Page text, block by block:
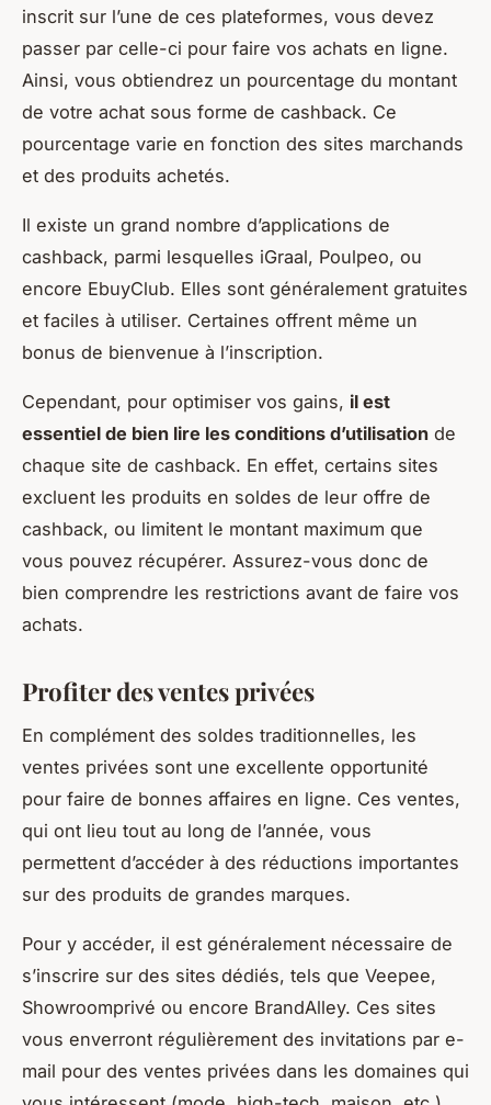
inscrit sur l’une de ces plateformes, vous devez
passer par celle-ci pour faire vos achats en ligne.
Ainsi, vous obtiendrez un pourcentage du montant
de votre achat sous forme de cashback. Ce
pourcentage varie en fonction des sites marchands
et des produits achetés.
Il existe un grand nombre d’applications de
cashback, parmi lesquelles iGraal, Poulpeo, ou
encore EbuyClub. Elles sont généralement gratuites
et faciles à utiliser. Certaines offrent même un
bonus de bienvenue à l’inscription.
Cependant, pour optimiser vos gains, il est
essentiel de bien lire les conditions d’utilisation de
chaque site de cashback. En effet, certains sites
excluent les produits en soldes de leur offre de
cashback, ou limitent le montant maximum que
vous pouvez récupérer. Assurez-vous donc de
bien comprendre les restrictions avant de faire vos
achats.
Profiter des ventes privées
En complément des soldes traditionnelles, les
ventes privées sont une excellente opportunité
pour faire de bonnes affaires en ligne. Ces ventes,
qui ont lieu tout au long de l’année, vous
permettent d’accéder à des réductions importantes
sur des produits de grandes marques.
Pour y accéder, il est généralement nécessaire de
s’inscrire sur des sites dédiés, tels que Veepee,
Showroomprivé ou encore BrandAlley. Ces sites
vous enverront régulièrement des invitations par e-
mail pour des ventes privées dans les domaines qui